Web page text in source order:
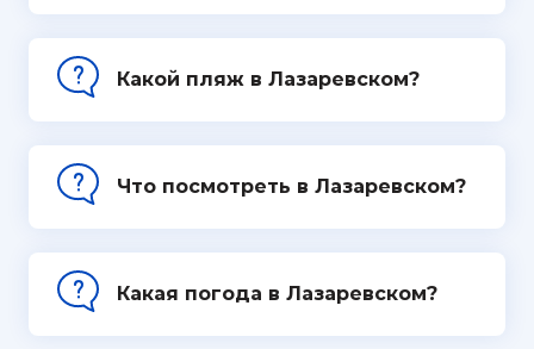
Какой пляж в Лазаревском?
Что посмотреть в Лазаревском?
Какая погода в Лазаревском?